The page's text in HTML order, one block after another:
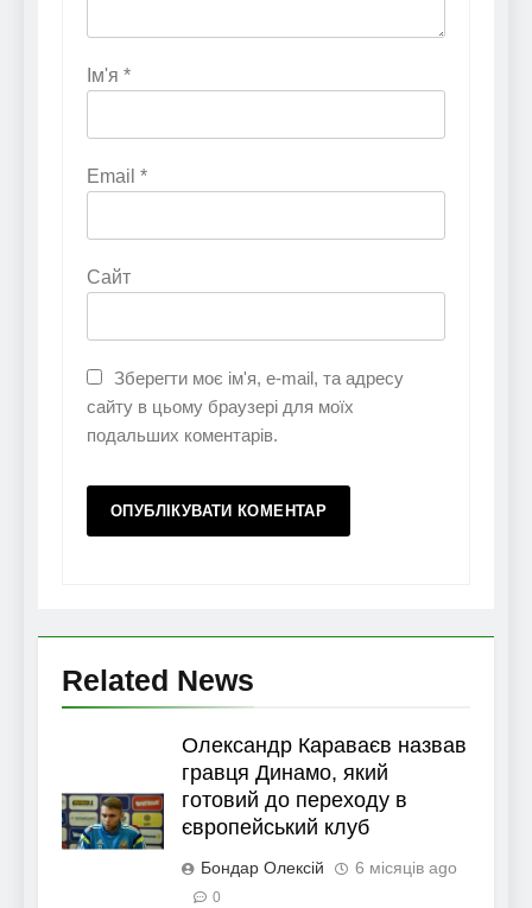
Ім'я *
Email *
Сайт
Зберегти моє ім'я, e-mail, та адресу
сайту в цьому браузері для моїх
подальших коментарів.
Related News
Олександр Караваєв назвав
гравця Динамо, який
готовий до переходу в
європейський клуб
Бондар Олексій 6 місяців ago
0